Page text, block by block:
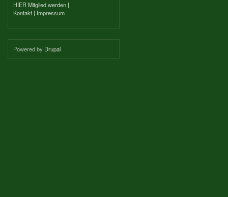
HIER Mitglied werden |
Kontakt | Impressum
Powered by Drupal